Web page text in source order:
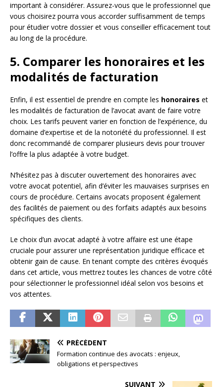
important à considérer. Assurez-vous que le professionnel que
vous choisirez pourra vous accorder suffisamment de temps
pour étudier votre dossier et vous conseiller efficacement tout
au long de la procédure.
5. Comparer les honoraires et les
modalités de facturation
Enfin, il est essentiel de prendre en compte les honoraires et
les modalités de facturation de l’avocat avant de faire votre
choix. Les tarifs peuvent varier en fonction de l’expérience, du
domaine d’expertise et de la notoriété du professionnel. Il est
donc recommandé de comparer plusieurs devis pour trouver
l’offre la plus adaptée à votre budget.
N’hésitez pas à discuter ouvertement des honoraires avec
votre avocat potentiel, afin d’éviter les mauvaises surprises en
cours de procédure. Certains avocats proposent également
des facilités de paiement ou des forfaits adaptés aux besoins
spécifiques des clients.
Le choix d’un avocat adapté à votre affaire est une étape
cruciale pour assurer une représentation juridique efficace et
obtenir gain de cause. En tenant compte des critères évoqués
dans cet article, vous mettrez toutes les chances de votre côté
pour sélectionner le professionnel idéal selon vos besoins et
vos attentes.
PRÉCÉDENT
Formation continue des avocats : enjeux,
obligations et perspectives
SUIVANT